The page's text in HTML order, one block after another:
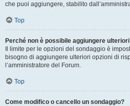
che puoi aggiungere, stabilito
Top
Perché non è possibile aggiungere
Il limite per le opzioni del sondaggio è
bisogno di aggiungere ulteriori opzioni di
l’amministratore del Forum.
Top
Come modifico o cancello un sondaggio?